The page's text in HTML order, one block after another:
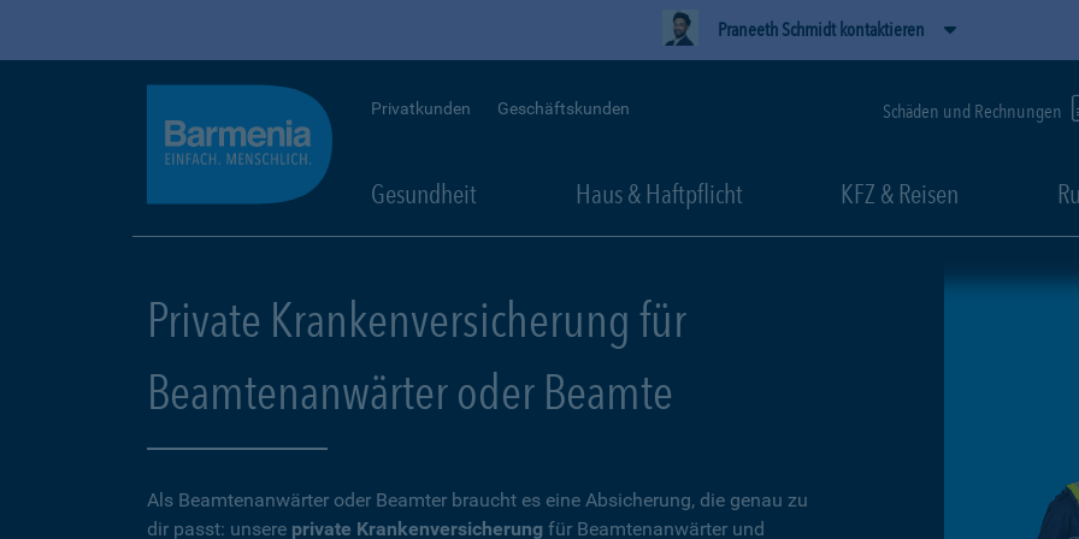
Praneeth Schmidt kontaktieren
Privatkunden Geschäftskunden Schäden und Rechnungen
Gesundheit Haus & Haftpflicht KFZ & Reisen
Private Krankenversicherung für
Beamtenanwärter oder Beamte
Als Beamtenanwärter oder Beamter braucht es eine Absicherung, die genau zu
dir passt: unsere private Krankenversicherung für Beamtenanwärter und